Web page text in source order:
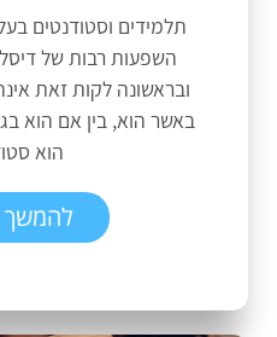
תלמידים וסטודנטים
השפעות רבות של
ובראשונה לקות זאת
באשר הוא, בין אם הוא
הוא
להמשך